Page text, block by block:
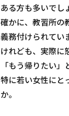
不安
官が
怖い
ので
1.1.1
ある方も多いでし
確かに、教習所の
義務付けられてい
けれども、実際に
「もう帰りたい
特に若い女性にと
か。